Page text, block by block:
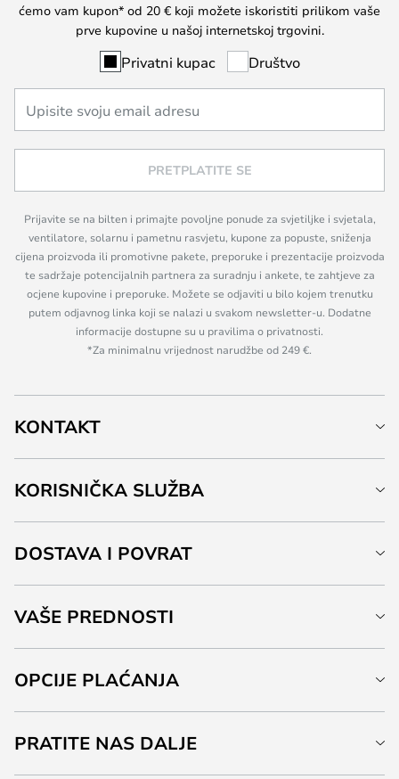
ćemo vam kupon* od 20 € koji možete iskoristiti prilikom vaše
prve kupovine u našoj internetskoj trgovini.
Privatni kupac Društvo
PRETPLATITE SE
Prijavite se na bilten i primajte povoljne ponude za svjetiljke i svjetala,
ventilatore, solarnu i pametnu rasvjetu, kupone za popuste, sniženja
cijena proizvoda ili promotivne pakete, preporuke i prezentacije proizvoda
te sadržaje potencijalnih partnera za suradnju i ankete, te zahtjeve za
ocjene kupovine i preporuke. Možete se odjaviti u bilo kojem trenutku
putem odjavnog linka koji se nalazi u svakom newsletter-u. Dodatne
informacije dostupne su u pravilima o privatnosti.
*Za minimalnu vrijednost narudžbe od 249 €.
KONTAKT
KORISNIČKA SLUŽBA
DOSTAVA I POVRAT
VAŠE PREDNOSTI
OPCIJE PLAĆANJA
PRATITE NAS DALJE